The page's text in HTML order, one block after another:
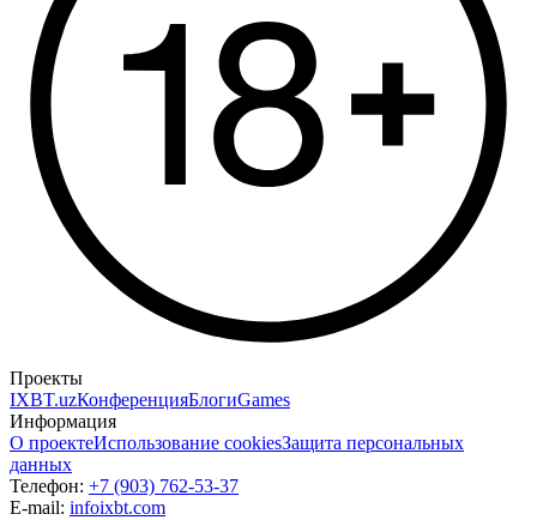
Проекты
IXBT.uzКонференцияБлогиGames
Информация
О проектеИспользование cookiesЗащита персональных
данных
Телефон: +7 (903) 762-53-37
E-mail: infoixbt.com